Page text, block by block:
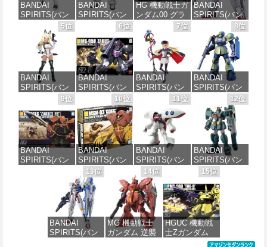
BANDAI
SPIRITS(バン
ダイ スピリッ
ツ) 30MS SIS-
J00 メルンジ
ャ[カラーA] 色
分け済みプラ
モデル
価格：¥4,200
BANDAI
SPIRITS(バン
ダイ スピリッ
ツ) 機動警察パ
トレイバー
EZY RG 1/48
AV-98Plus (イ
ングラム・プ
ラス) 色分け済
みプラモデル
価格：¥6,600
HG 機動戦士ガ
ンダム00 グラ
ハム専用ユニ
オンフラッグ
カスタム 1/144
スケール 色分
け済みプラモ
デル
価格：¥1,800
BANDAI
SPIRITS(バン
ダイ スピリッ
ツ) HGAW 機
動新世紀ガン
ダムX ガンダ
ムエアマスタ
ー 1/144スケー
ル 色分け済み
プラモデル
価格：¥3,600
5位
BANDAI
SPIRITS(バン
ダイスピリッ
ツ) 30MS SIS-
H00 セスティ
エ[カラーC] 色
分け済みプラ
モデル
価格：¥4,500
6位
BANDAI
SPIRITS(バン
ダイ スピリッ
ツ) HGUC 機動
戦士ガンダム
ザクI(黒い三連
星仕様) 1/144
スケール 色分
け済みプラモ
デル
価格：¥2,202
7位
BANDAI
SPIRITS(バン
ダイ スピリッ
Fate/Grand
Order アルトリ
ア・キャスタ
ー 色分け済み
プラモデル
価格：¥7,800
8位
BANDAI
SPIRITS(バン
ダイ スピリッ
ツ) HGUC
1/144 HGUC
MS-05BザクI
(機動戦士ガン
ダム)
価格：¥2,300
9位
BANDAI
SPIRITS(バン
(ガルマ専用機)
(機動戦士ガン
価格：¥2,982
10位
BANDAI
SPIRITS(バン
ダイ スピリッ
ツ) HGUC 機動
戦士ガンダム
MSM-03 ゴッ
グ 1/144スケー
ル 色分け済み
プラモデル
11位
BANDAI
SPIRITS(バン
ダイ スピリッ
ツ) HGUC 195
機動戦士Zガン
ダム キュベレ
イ 1/144スケー
ル 色分け済み
プラモデル
12位
BANDAI
SPIRITS(バン
ダイ スピリッ
ツ) HG 機動新
世紀ガンダムX
ガンダムレオ
パルド 1/144ス
ケール 色分け
済みプラモデ
ル
13位
BANDAI
SPIRITS(バン
14位
MG 機動戦士
ガンダム 逆襲
15位
HGUC 機動戦
士Zガンダム
PMX-003 ジ・